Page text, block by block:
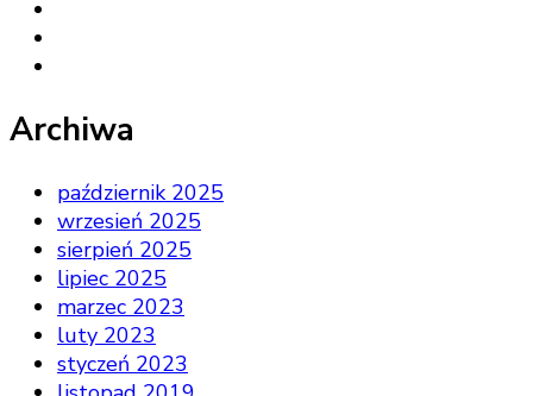
Archiwa
październik 2025
wrzesień 2025
sierpień 2025
lipiec 2025
marzec 2023
luty 2023
styczeń 2023